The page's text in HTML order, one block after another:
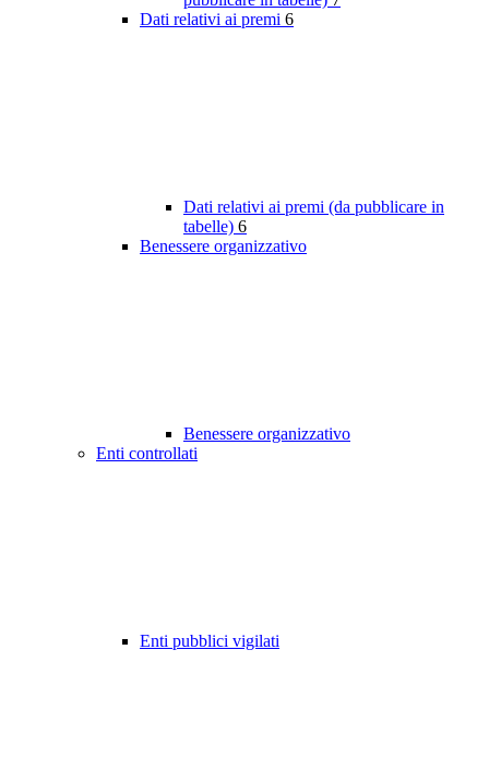
Dati relativi ai premi 6
Dati relativi ai premi (da pubblicare in
tabelle) 6
Benessere organizzativo
Benessere organizzativo
Enti controllati
Enti pubblici vigilati